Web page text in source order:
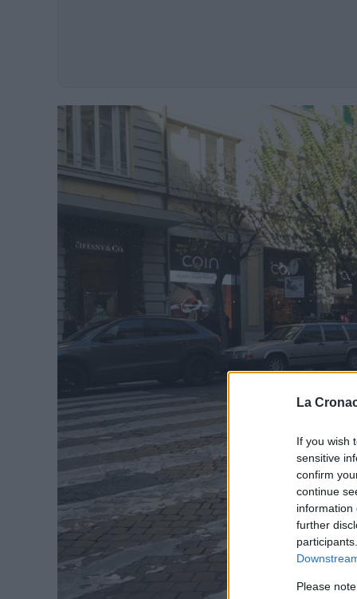
La
If you wish
sensitive
confirm
continue
information
further
Please